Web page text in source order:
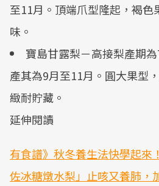
至11月。頂端爪型隆起，褐色
味。
寶島甘露梨－高接梨產期
產其為9月至11月。圓大果型
緻耐貯藏。
延伸閱讀
有食譜》秋冬養生法快學起來
佐冰糖燉水梨」止咳又養肺，